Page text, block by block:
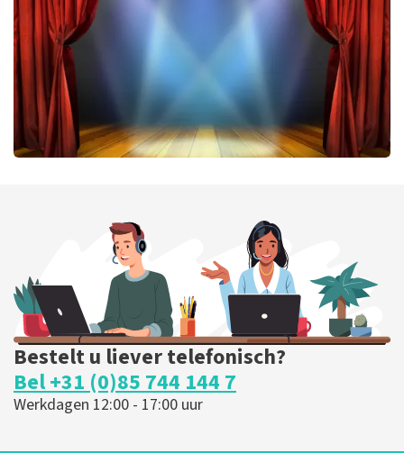
BESTEL NU
BESTEL NU
Bestelt u liever telefonisch?
Bel +31 (0)85 744 144 7
Werkdagen 12:00 - 17:00 uur